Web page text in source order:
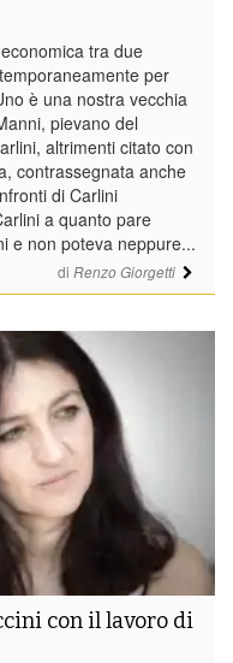
di Renzo Giorgetti
tra due
per
è una nostra vecchia
pievano del
altrimenti citato con
contrassegnata anche
di Carlini
a quanto pare
e non poteva neppure...
con il lavoro di